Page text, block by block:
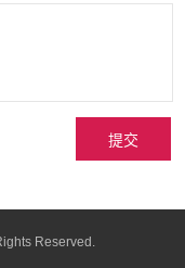
Reserved.